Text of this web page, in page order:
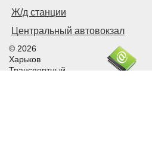
Ж/д станции
Центральный автовокзал
© 2026
Харьков
Транспортный
Связаться с нами